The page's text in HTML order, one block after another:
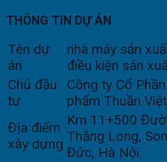
THÔNG TIN DỰ ÁN
Tên dự
án
nhà máy sản
điều kiện sản
Chủ đầu
tư
Công ty Cổ
phẩm Thuần Việt
Địa điểm
xây dựng
Km 11+500
Thăng Long,
Đức, Hà Nội